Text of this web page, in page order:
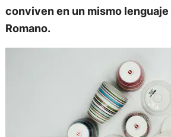
conviven en un mismo lenguaje
Romano.